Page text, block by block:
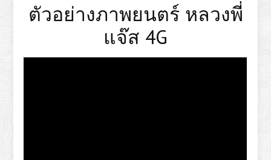
ตัวอย่างภาพยนตร์ หลวงพี่
แจ๊ส 4G